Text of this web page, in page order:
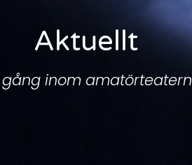
Aktuellt
gång inom amatörteatern